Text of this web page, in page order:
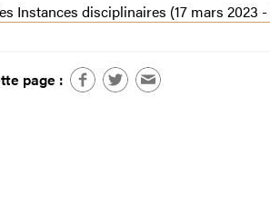
Instances disciplinaires (17 mars 2023 -
page :